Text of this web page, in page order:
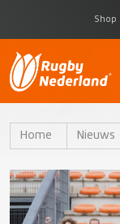
Shop
Home Nieuws